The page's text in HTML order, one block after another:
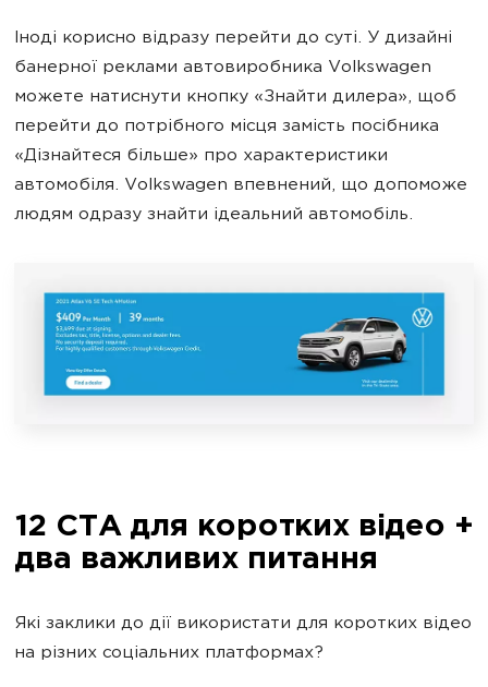
Іноді корисно відразу перейти до суті. У дизайні
банерної реклами автовиробника Volkswagen
можете натиснути кнопку «Знайти дилера», щоб
перейти до потрібного місця замість посібника
«Дізнайтеся більше» про характеристики
автомобіля. Volkswagen впевнений, що допоможе
людям одразу знайти ідеальний автомобіль.
12 CTA для коротких відео +
два важливих питання
Які заклики до дії використати для коротких відео
на різних соціальних платформах?